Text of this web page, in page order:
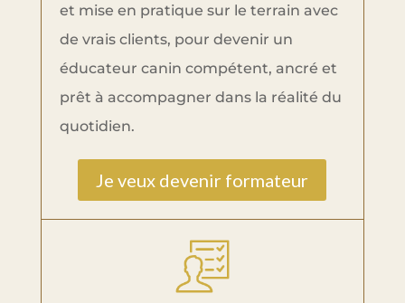
et mise en pratique sur le terrain avec
de vrais clients, pour devenir un
éducateur canin compétent, ancré et
prêt à accompagner dans la réalité du
quotidien.
Je veux devenir formateur